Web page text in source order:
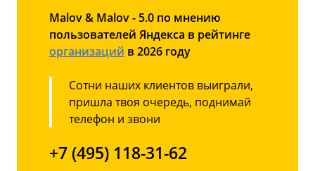
Malov & Malov - 5.0 по мнению
пользователей Яндекса в рейтинге
организаций в 2026 году
Сотни наших клиентов выиграли,
пришла твоя очередь, поднимай
телефон и звони
+7 (495) 118-31-62